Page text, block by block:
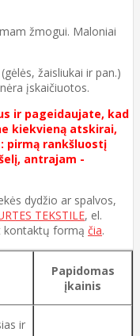
žmogui. Maloniai
žaisliukai ir pan.)
įskaičiuotos.
ir pageidaujate, kad
kiekvieną atskirai,
pirmą rankšluostį
antrajam -
dydžio ar spalvos,
TEKSTILE, el.
kontaktų formą čia.
Papidomas
įkainis
ir